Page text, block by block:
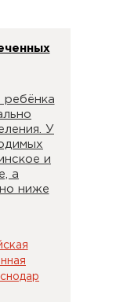
ребёнка
У
и
а
ниже